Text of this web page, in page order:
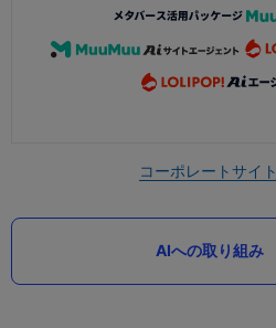
コーポレートサイト
AIへの取り組み